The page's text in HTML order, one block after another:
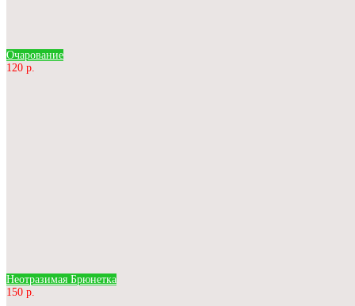
Очарование
120 р.
Неотразимая Брюнетка
150 р.